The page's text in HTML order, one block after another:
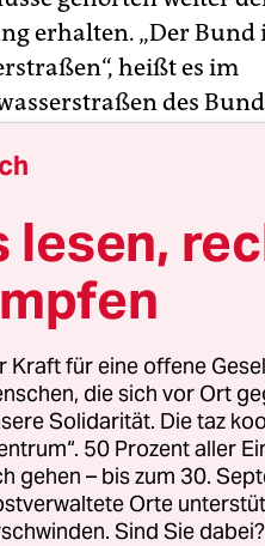
erhalten. „Der Bund
heißt es im
des
Wasser- und
Jahren sollen sie
machen Schifffahrt
indem sie die
Sie
dass Bojen und
verfügen über
sowie Eisbrecher für
lesen,
Kraft für eine offene
die sich vor Ort
Solidarität. Die taz
50 Prozent aller
gehen – bis zum 30.
Orte
Sind Sie dabei?